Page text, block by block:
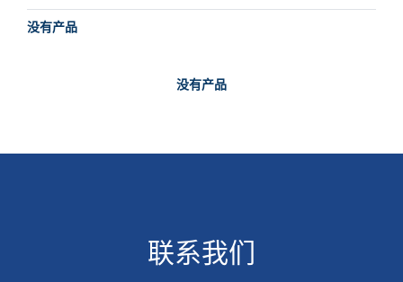
没有产品
没有产品
联系我们